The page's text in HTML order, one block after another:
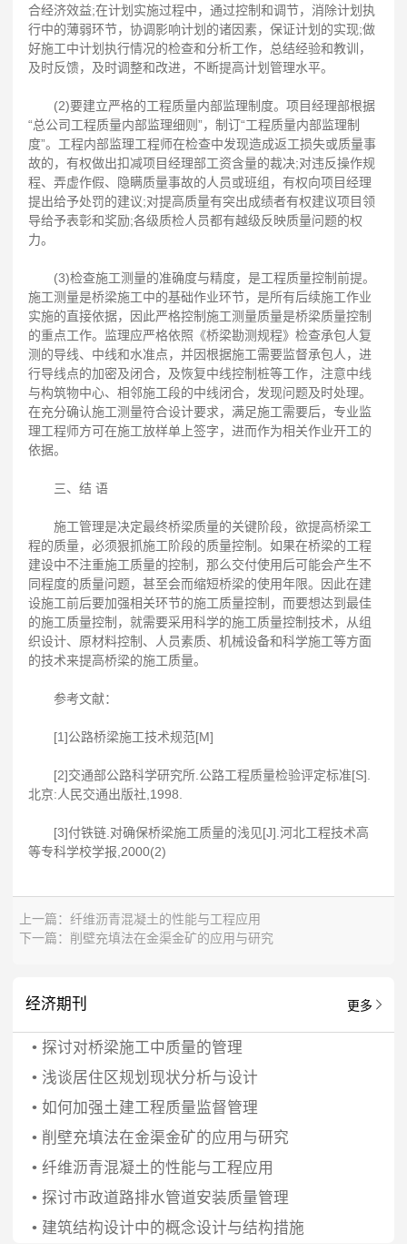
合经济效益;在计划实施过程中，通过控制和调节，消除计划执
行中的薄弱环节，协调影响计划的诸因素，保证计划的实现;做
好施工中计划执行情况的检查和分析工作，总结经验和教训，
及时反馈，及时调整和改进，不断提高计划管理水平。
(2)要建立严格的工程质量内部监理制度。项目经理部根据
“总公司工程质量内部监理细则”，制订“工程质量内部监理制
度”。工程内部监理工程师在检查中发现造成返工损失或质量事
故的，有权做出扣减项目经理部工资含量的裁决;对违反操作规
程、弄虚作假、隐瞒质量事故的人员或班组，有权向项目经理
提出给予处罚的建议;对提高质量有突出成绩者有权建议项目领
导给予表彰和奖励;各级质检人员都有越级反映质量问题的权
力。
(3)检查施工测量的准确度与精度，是工程质量控制前提。
施工测量是桥梁施工中的基础作业环节，是所有后续施工作业
实施的直接依据，因此严格控制施工测量质量是桥梁质量控制
的重点工作。监理应严格依照《桥梁勘测规程》检查承包人复
测的导线、中线和水准点，并因根据施工需要监督承包人，进
行导线点的加密及闭合，及恢复中线控制桩等工作，注意中线
与构筑物中心、相邻施工段的中线闭合，发现问题及时处理。
在充分确认施工测量符合设计要求，满足施工需要后，专业监
理工程师方可在施工放样单上签字，进而作为相关作业开工的
依据。
三、结 语
施工管理是决定最终桥梁质量的关键阶段，欲提高桥梁工
程的质量，必须狠抓施工阶段的质量控制。如果在桥梁的工程
建设中不注重施工质量的控制，那么交付使用后可能会产生不
同程度的质量问题，甚至会而缩短桥梁的使用年限。因此在建
设施工前后要加强相关环节的施工质量控制，而要想达到最佳
的施工质量控制，就需要采用科学的施工质量控制技术，从组
织设计、原材料控制、人员素质、机械设备和科学施工等方面
的技术来提高桥梁的施工质量。
参考文献：
[1]公路桥梁施工技术规范[M]
[2]交通部公路科学研究所.公路工程质量检验评定标准[S].
北京:人民交通出版社,1998.
[3]付铁链.对确保桥梁施工质量的浅见[J].河北工程技术高
等专科学校学报,2000(2)
上一篇： 纤维沥青混凝土的性能与工程应用
下一篇： 削壁充填法在金渠金矿的应用与研究
经济期刊 更多
• 探讨对桥梁施工中质量的管理
• 浅谈居住区规划现状分析与设计
• 如何加强土建工程质量监督管理
• 削壁充填法在金渠金矿的应用与研究
• 纤维沥青混凝土的性能与工程应用
• 探讨市政道路排水管道安装质量管理
• 建筑结构设计中的概念设计与结构措施